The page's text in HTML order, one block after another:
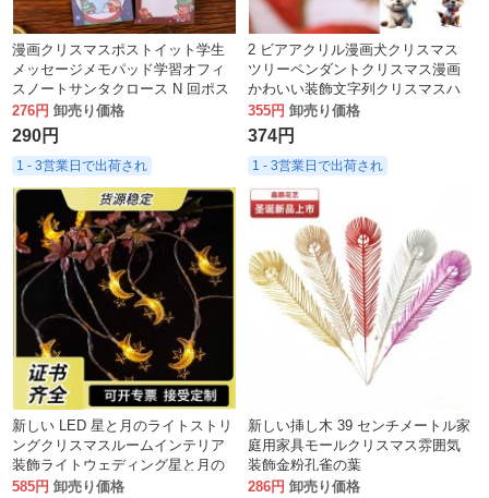
漫画クリスマスポストイット学生
メッセージメモパッド学習オフィ
スノートサンタクロース N 回ポス
トイットノート
276円 卸売り価格
290円
1 - 3営業日で出荷され
2 ビアアクリル漫画犬クリスマス
ツリーペンダントクリスマス漫画
かわいい装飾文字列クリスマスハ
ンギングバスケットライト
355円 卸売り価格
374円
1 - 3営業日で出荷され
新しい LED 星と月のライトストリ
ングクリスマスルームインテリア
装飾ライトウェディング星と月の
ランタン
585円 卸売り価格
新しい挿し木 39 センチメートル家
庭用家具モールクリスマス雰囲気
装飾金粉孔雀の葉
286円 卸売り価格